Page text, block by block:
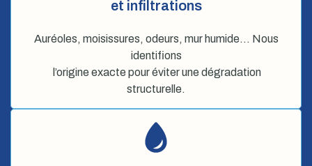
et infiltrations
Auréoles, moisissures, odeurs, mur humide… Nous
identifions
l’origine exacte pour éviter une dégradation
structurelle.